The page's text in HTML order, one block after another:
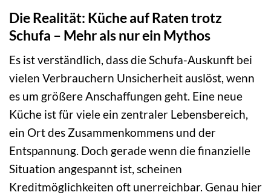
Die Realität: Küche auf Raten trotz
Schufa – Mehr als nur ein Mythos
Es ist verständlich, dass die Schufa-Auskunft bei
vielen Verbrauchern Unsicherheit auslöst, wenn
es um größere Anschaffungen geht. Eine neue
Küche ist für viele ein zentraler Lebensbereich,
ein Ort des Zusammenkommens und der
Entspannung. Doch gerade wenn die finanzielle
Situation angespannt ist, scheinen
Kreditmöglichkeiten oft unerreichbar. Genau hier